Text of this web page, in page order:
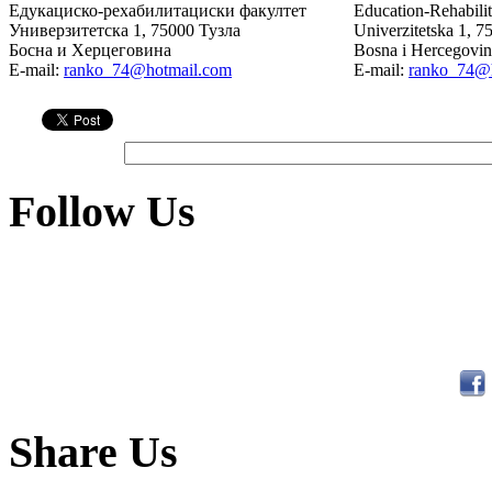
Едукациско-рехабилитациски факултет
Универзитетска 1, 75000 Тузла
Босна и Херцеговина
E-mail: ranko_74@hotmail.com
Education-
Univerzitetska 1,
Bosna i
E-mail:
Follow Us
Share Us